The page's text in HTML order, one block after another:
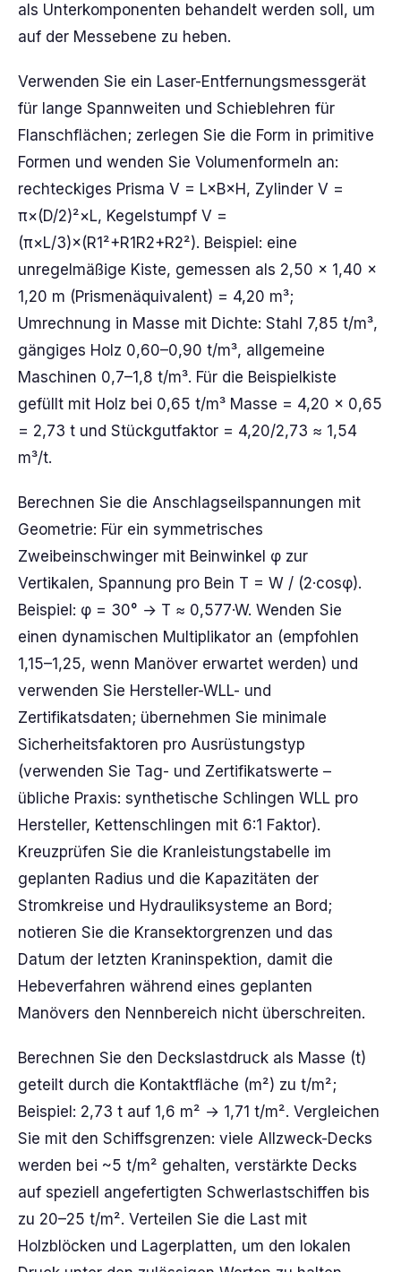
als Unterkomponenten behandelt werden soll, um
auf der Messebene zu heben.
Verwenden Sie ein Laser-Entfernungsmessgerät
für lange Spannweiten und Schieblehren für
Flanschflächen; zerlegen Sie die Form in primitive
Formen und wenden Sie Volumenformeln an:
rechteckiges Prisma V = L×B×H, Zylinder V =
π×(D/2)²×L, Kegelstumpf V =
(π×L/3)×(R1²+R1R2+R2²). Beispiel: eine
unregelmäßige Kiste, gemessen als 2,50 × 1,40 ×
1,20 m (Prismenäquivalent) = 4,20 m³;
Umrechnung in Masse mit Dichte: Stahl 7,85 t/m³,
gängiges Holz 0,60–0,90 t/m³, allgemeine
Maschinen 0,7–1,8 t/m³. Für die Beispielkiste
gefüllt mit Holz bei 0,65 t/m³ Masse = 4,20 × 0,65
= 2,73 t und Stückgutfaktor = 4,20/2,73 ≈ 1,54
m³/t.
Berechnen Sie die Anschlagseilspannungen mit
Geometrie: Für ein symmetrisches
Zweibeinschwinger mit Beinwinkel φ zur
Vertikalen, Spannung pro Bein T = W / (2·cosφ).
Beispiel: φ = 30° → T ≈ 0,577·W. Wenden Sie
einen dynamischen Multiplikator an (empfohlen
1,15–1,25, wenn Manöver erwartet werden) und
verwenden Sie Hersteller-WLL- und
Zertifikatsdaten; übernehmen Sie minimale
Sicherheitsfaktoren pro Ausrüstungstyp
(verwenden Sie Tag- und Zertifikatswerte –
übliche Praxis: synthetische Schlingen WLL pro
Hersteller, Kettenschlingen mit 6:1 Faktor).
Kreuzprüfen Sie die Kranleistungstabelle im
geplanten Radius und die Kapazitäten der
Stromkreise und Hydrauliksysteme an Bord;
notieren Sie die Kransektorgrenzen und das
Datum der letzten Kraninspektion, damit die
Hebeverfahren während eines geplanten
Manövers den Nennbereich nicht überschreiten.
Berechnen Sie den Deckslastdruck als Masse (t)
geteilt durch die Kontaktfläche (m²) zu t/m²;
Beispiel: 2,73 t auf 1,6 m² → 1,71 t/m². Vergleichen
Sie mit den Schiffsgrenzen: viele Allzweck-Decks
werden bei ~5 t/m² gehalten, verstärkte Decks
auf speziell angefertigten Schwerlastschiffen bis
zu 20–25 t/m². Verteilen Sie die Last mit
Holzblöcken und Lagerplatten, um den lokalen